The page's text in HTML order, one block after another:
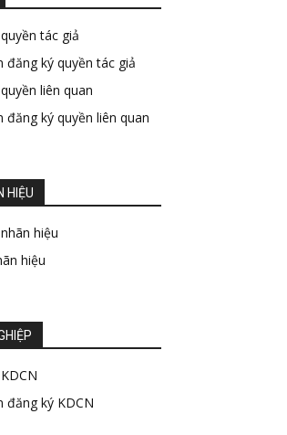
tác giả
đăng ký quyền tác giả
liên quan
đăng ký quyền liên quan
HIỆU
hiệu
hiệu
đăng ký KDCN